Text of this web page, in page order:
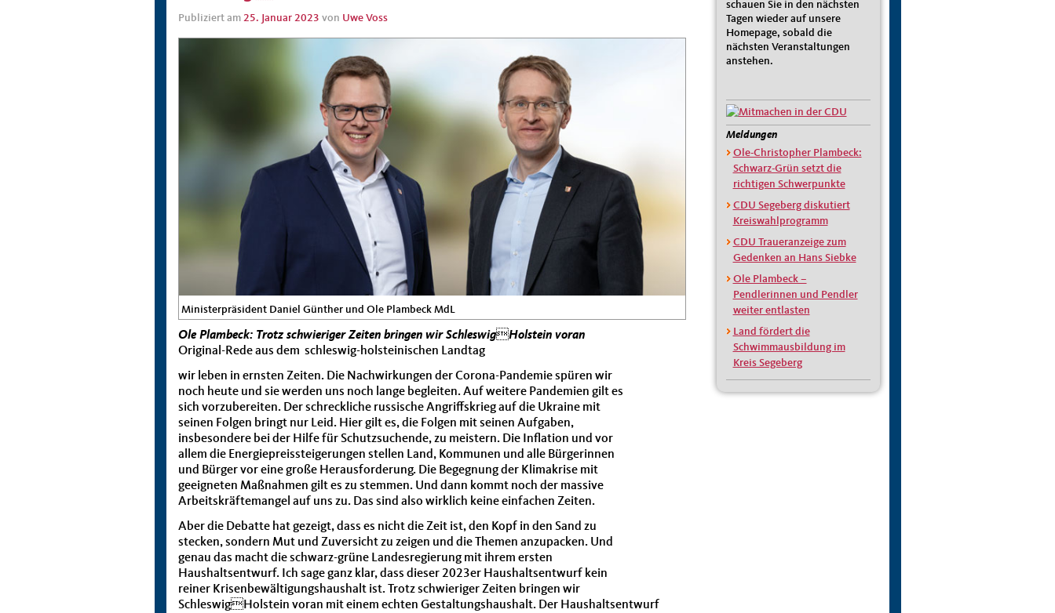
Publiziert am 25. Januar 2023 von Uwe Voss
Ministerpräsident Daniel Günther und Ole Plambeck MdL
Ole Plambeck: Trotz schwieriger Zeiten bringen wir SchleswigHolstein voran
Original-Rede aus dem schleswig-holsteinischen Landtag
wir leben in ernsten Zeiten. Die Nachwirkungen der Corona-Pandemie spüren wir
noch heute und sie werden uns noch lange begleiten. Auf weitere Pandemien gilt es
sich vorzubereiten. Der schreckliche russische Angriffskrieg auf die Ukraine mit
seinen Folgen bringt nur Leid. Hier gilt es, die Folgen mit seinen Aufgaben,
insbesondere bei der Hilfe für Schutzsuchende, zu meistern. Die Inflation und vor
allem die Energiepreissteigerungen stellen Land, Kommunen und alle Bürgerinnen
und Bürger vor eine große Herausforderung. Die Begegnung der Klimakrise mit
geeigneten Maßnahmen gilt es zu stemmen. Und dann kommt noch der massive
Arbeitskräftemangel auf uns zu. Das sind also wirklich keine einfachen Zeiten.
Aber die Debatte hat gezeigt, dass es nicht die Zeit ist, den Kopf in den Sand zu
stecken, sondern Mut und Zuversicht zu zeigen und die Themen anzupacken. Und
genau das macht die schwarz-grüne Landesregierung mit ihrem ersten
Haushaltsentwurf. Ich sage ganz klar, dass dieser 2023er Haushaltsentwurf kein
reiner Krisenbewältigungshaushalt ist. Trotz schwieriger Zeiten bringen wir
SchleswigHolstein voran mit einem echten Gestaltungshaushalt. Der Haushaltsentwurf
schauen Sie in den nächsten
Tagen wieder auf unsere
Homepage, sobald die
nächsten Veranstaltungen
anstehen.
Meldungen
Ole-Christopher Plambeck:
Schwarz-Grün setzt die
richtigen Schwerpunkte
CDU Segeberg diskutiert
Kreiswahlprogramm
CDU Traueranzeige zum
Gedenken an Hans Siebke
Ole Plambeck –
Pendlerinnen und Pendler
weiter entlasten
Land fördert die
Schwimmausbildung im
Kreis Segeberg